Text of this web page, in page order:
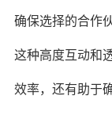
确保选择的合作
这种高度互动和
效率，还有助于